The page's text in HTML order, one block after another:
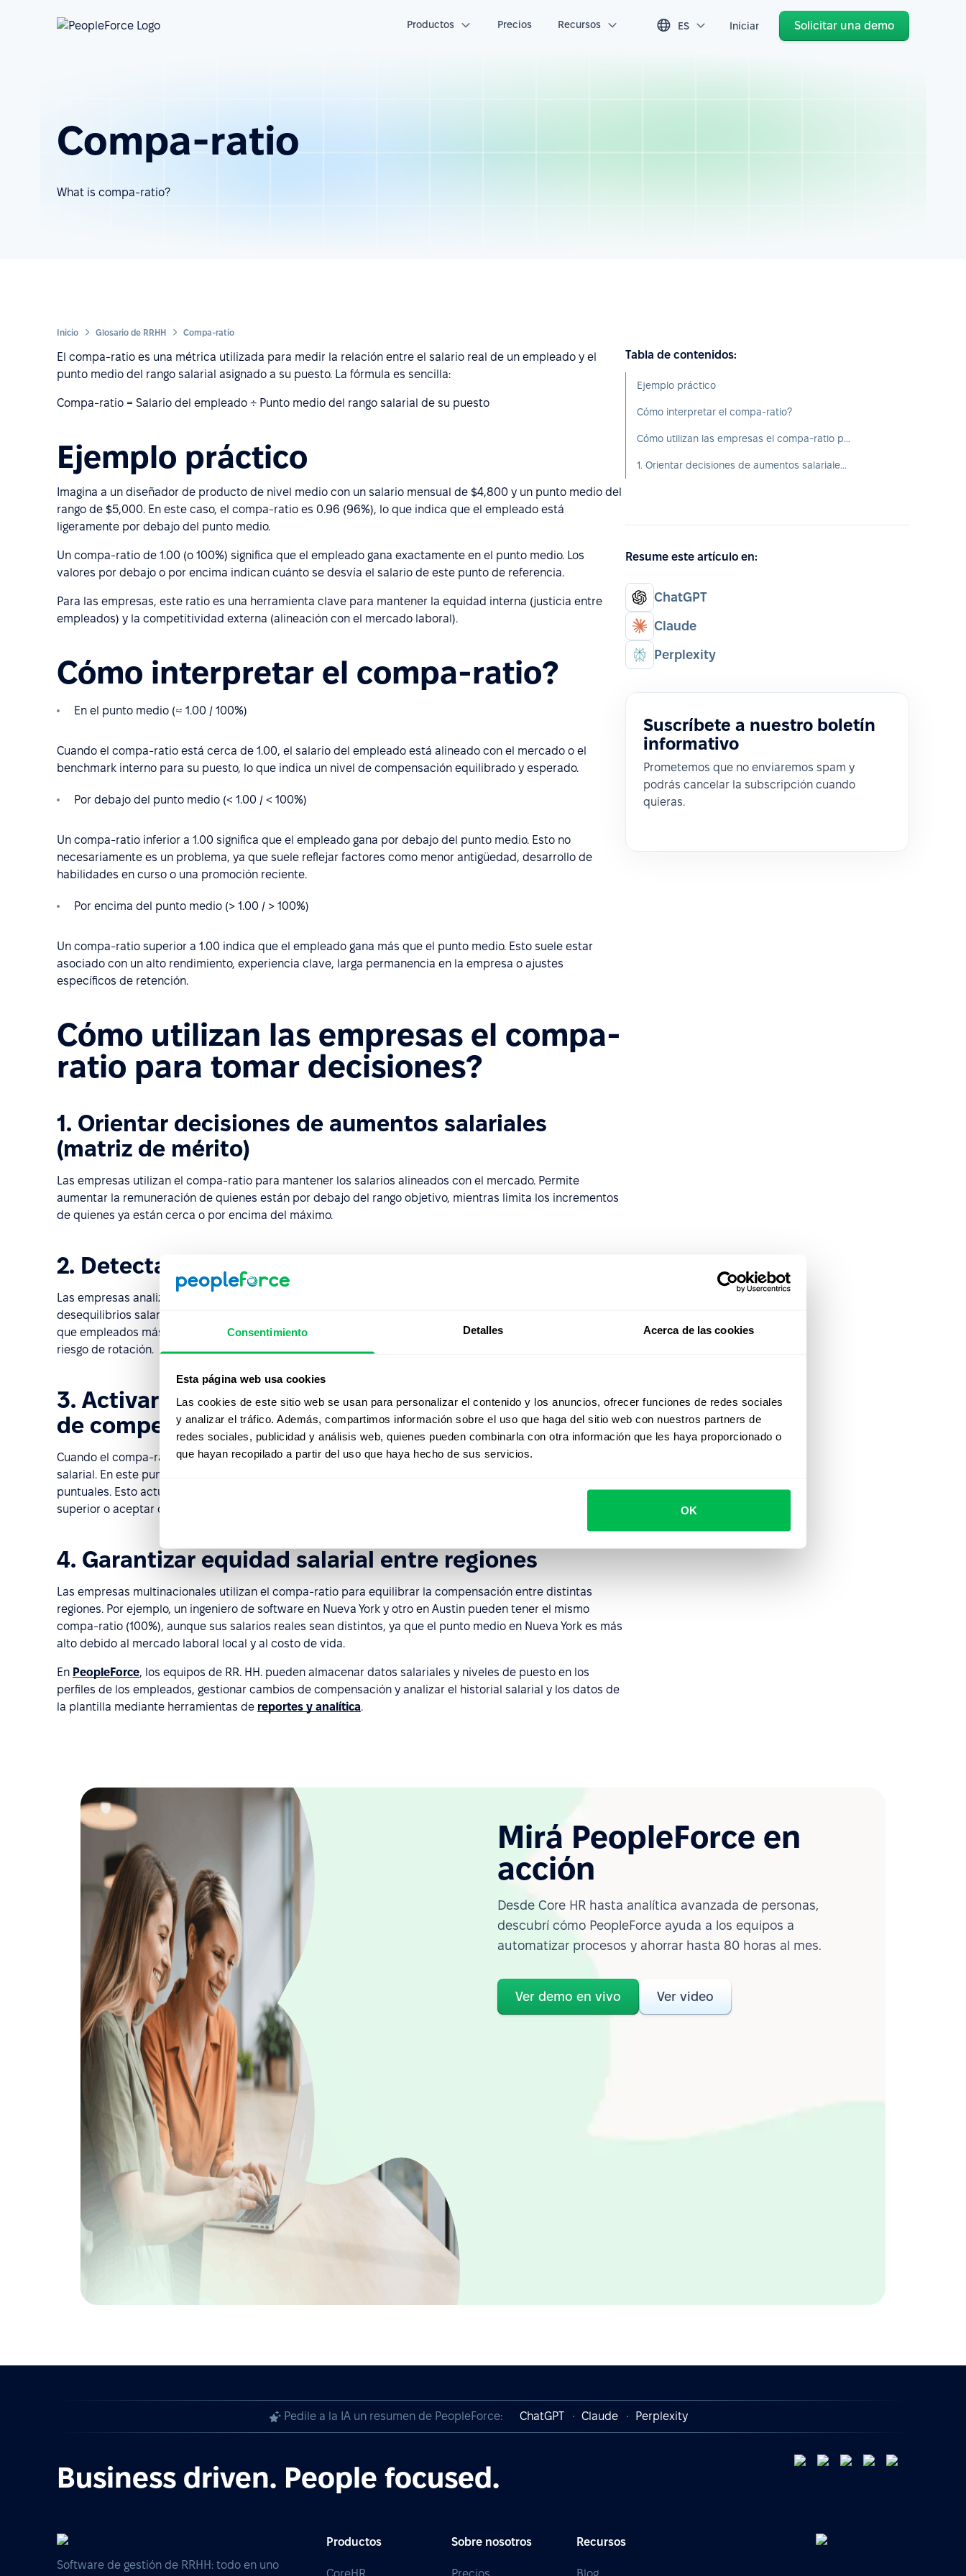
Consentimiento Detalles Acerca de las cookies
Esta página web usa cookies
Las cookies de este sitio web se usan para personalizar el contenido y los anuncios, ofrecer funciones de redes sociales
y analizar el tráfico. Además, compartimos información sobre el uso que haga del sitio web con nuestros partners de
redes sociales, publicidad y análisis web, quienes pueden combinarla con otra información que les haya proporcionado o
que hayan recopilado a partir del uso que haya hecho de sus servicios.
OK
Productos Precios Recursos ES Iniciar Solicitar una demo
Compa-ratio
What is compa-ratio?
Inicio Glosario de RRHH Compa-ratio
El compa-ratio es una métrica utilizada para medir la relación entre el salario real de un empleado y el
punto medio del rango salarial asignado a su puesto. La fórmula es sencilla:
Compa-ratio = Salario del empleado ÷ Punto medio del rango salarial de su puesto
Ejemplo práctico
Imagina a un diseñador de producto de nivel medio con un salario mensual de $4,800 y un punto medio del
rango de $5,000. En este caso, el compa-ratio es 0.96 (96%), lo que indica que el empleado está
ligeramente por debajo del punto medio.
Un compa-ratio de 1.00 (o 100%) significa que el empleado gana exactamente en el punto medio. Los
valores por debajo o por encima indican cuánto se desvía el salario de este punto de referencia.
Para las empresas, este ratio es una herramienta clave para mantener la equidad interna (justicia entre
empleados) y la competitividad externa (alineación con el mercado laboral).
Cómo interpretar el compa-ratio?
En el punto medio (≈ 1.00 / 100%)
Cuando el compa-ratio está cerca de 1.00, el salario del empleado está alineado con el mercado o el
benchmark interno para su puesto, lo que indica un nivel de compensación equilibrado y esperado.
Por debajo del punto medio (< 1.00 / < 100%)
Un compa-ratio inferior a 1.00 significa que el empleado gana por debajo del punto medio. Esto no
necesariamente es un problema, ya que suele reflejar factores como menor antigüedad, desarrollo de
habilidades en curso o una promoción reciente.
Por encima del punto medio (> 1.00 / > 100%)
Un compa-ratio superior a 1.00 indica que el empleado gana más que el punto medio. Esto suele estar
asociado con un alto rendimiento, experiencia clave, larga permanencia en la empresa o ajustes
específicos de retención.
Cómo utilizan las empresas el compa-
ratio para tomar decisiones?
1. Orientar decisiones de aumentos salariales
(matriz de mérito)
Las empresas utilizan el compa-ratio para mantener los salarios alineados con el mercado. Permite
aumentar la remuneración de quienes están por debajo del rango objetivo, mientras limita los incrementos
de quienes ya están cerca o por encima del máximo.
2. Detectar y corregir la compresión salarial
Las empresas analizan el compa-ratio promedio dentro de un equipo o departamento para identificar
desequilibrios salariales. Por ejemplo, cuando nuevos empleados ingresan cerca del punto medio mientras
que empleados más experimentados permanecen por debajo, esto puede generar tensiones y aumentar el
riesgo de rotación.
3. Activar promociones o cambios en la estrategia
de compensación
Cuando el compa-ratio de un empleado alcanza el 120%, se considera que está en el tope de su rango
salarial. En este punto, la empresa suele dejar de ofrecer aumentos en el salario base y opta por bonos
puntuales. Esto actúa como una señal organizacional de que el empleado debe ser promovido a un nivel
superior o aceptar que ha alcanzado el máximo salarial para su función actual.
4. Garantizar equidad salarial entre regiones
Las empresas multinacionales utilizan el compa-ratio para equilibrar la compensación entre distintas
regiones. Por ejemplo, un ingeniero de software en Nueva York y otro en Austin pueden tener el mismo
compa-ratio (100%), aunque sus salarios reales sean distintos, ya que el punto medio en Nueva York es más
alto debido al mercado laboral local y al costo de vida.
En PeopleForce, los equipos de RR. HH. pueden almacenar datos salariales y niveles de puesto en los
perfiles de los empleados, gestionar cambios de compensación y analizar el historial salarial y los datos de
la plantilla mediante herramientas de reportes y analítica.
Tabla de contenidos:
Ejemplo práctico
Cómo interpretar el compa-ratio?
Cómo utilizan las empresas el compa-ratio para tomar decisiones?
1. Orientar decisiones de aumentos salariales (matriz de mérito)
Resume este artículo en:
ChatGPT
Claude
Perplexity
Suscríbete a nuestro boletín
informativo
Prometemos que no enviaremos spam y
podrás cancelar la subscripción cuando
quieras.
Mirá PeopleForce en
acción
Desde Core HR hasta analítica avanzada de personas,
descubrí cómo PeopleForce ayuda a los equipos a
automatizar procesos y ahorrar hasta 80 horas al mes.
Ver demo en vivo Ver video
Pedile a la IA un resumen de PeopleForce: ChatGPT Claude Perplexity
Business driven. People focused.
Software de gestión de RRHH: todo en uno
Productos
CoreHR
Sobre nosotros
Precios
Recursos
Blog